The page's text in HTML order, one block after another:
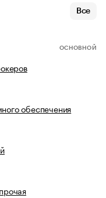
Все
ОСНОВНОЙ
обеспечения